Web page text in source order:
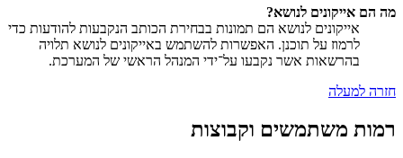
מה הם אייקונים לנושא?
אייקונים לנושא הם תמונות בבחירת הכותב הנקבעות להודעות כדי
לרמוז על תוכנן. האפשרות להשתמש באייקונים לנושא תלויה
בהרשאות אשר נקבעו על־ידי המנהל הראשי של המערכת.
חזרה למעלה
רמות משתמשים וקבוצות